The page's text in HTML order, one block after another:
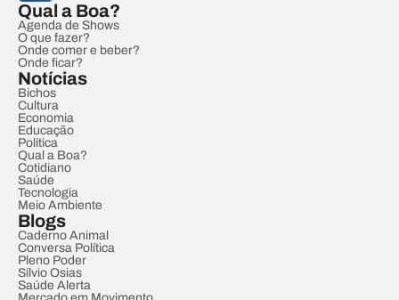
Qual a Boa?
Agenda de Shows
O que fazer?
Onde comer e beber?
Onde ficar?
Notícias
Bichos
Cultura
Economia
Educação
Política
Qual a Boa?
Cotidiano
Saúde
Tecnologia
Meio Ambiente
Blogs
Caderno Animal
Conversa Política
Pleno Poder
Sílvio Osias
Saúde Alerta